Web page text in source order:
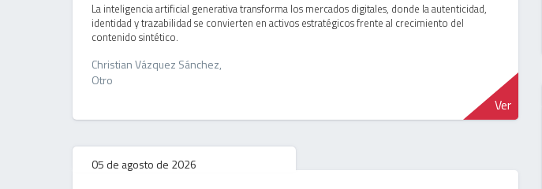
La inteligencia artificial generativa transforma los mercados digitales, donde la autenticidad,
identidad y trazabilidad se convierten en activos estratégicos frente al crecimiento del
contenido sintético.
Christian Vázquez Sánchez,
Otro
Ver
05 de agosto de 2026